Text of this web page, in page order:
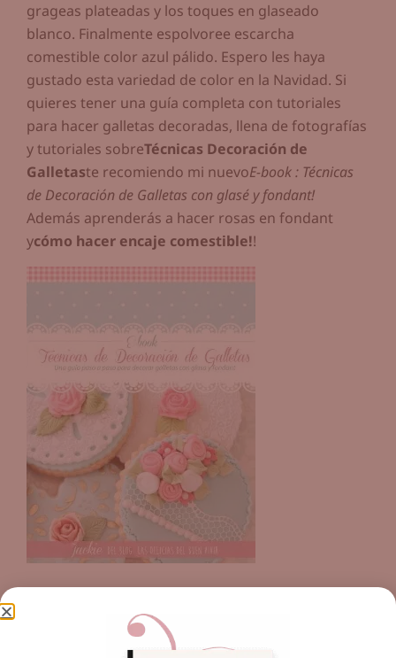
grageas plateadas y los toques en glaseado
blanco. Finalmente espolvoree escarcha
comestible color azul pálido. Espero les haya
gustado esta variedad de color en la Navidad. Si
quieres tener una guía completa con tutoriales
para hacer galletas decoradas, llena de fotografías
y tutoriales sobreTécnicas Decoración de
Galletaste recomiendo mi nuevoE-book : Técnicas
de Decoración de Galletas con glasé y fondant!
Además aprenderás a hacer rosas en fondant
ycómo hacer encaje comestible!!
COMPRARAHORA